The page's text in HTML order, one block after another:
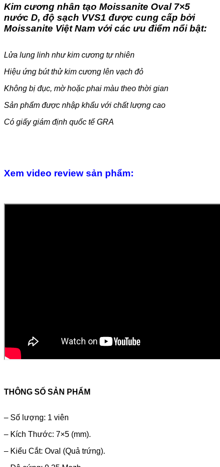
Kim cương nhân tạo Moissanite Oval 7×5
nước D, độ sạch VVS1 được cung cấp bởi
Moissanite Việt Nam với các ưu điểm nổi bật:
Lửa lung linh như kim cương tự nhiên
Hiệu ứng bút thử kim cương lên vạch đỏ
Không bị đục, mờ hoặc phai màu theo thời gian
Sản phẩm được nhập khẩu với chất lượng cao
Có giấy giám định quốc tế GRA
Xem video review sản phẩm:
THÔNG SỐ SẢN PHẨM
– Số lượng: 1 viên
– Kích Thước: 7×5 (mm).
– Kiểu Cắt: Oval (Quả trứng).